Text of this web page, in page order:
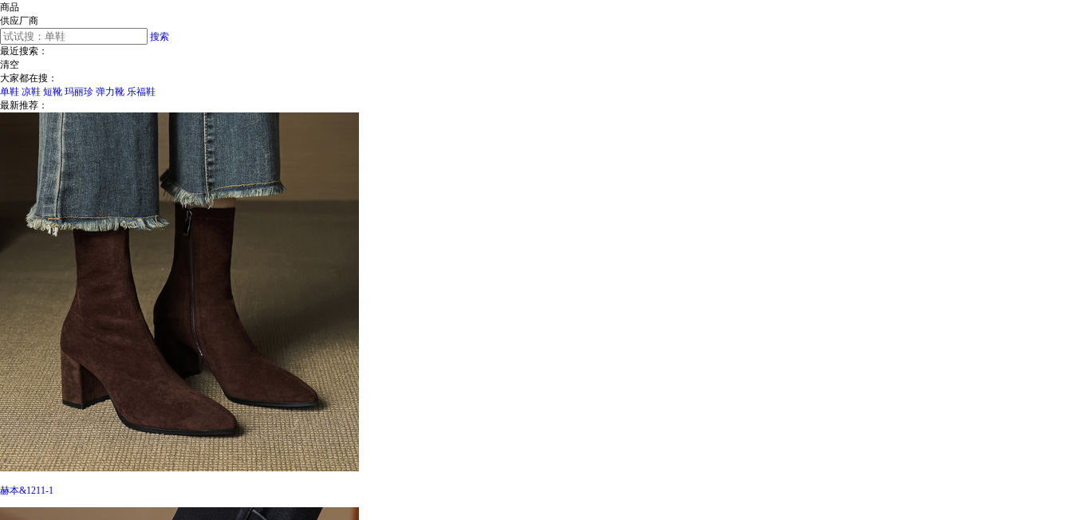
商品
供应厂商
搜索
最近搜索：
清空
大家都在搜：
单鞋 凉鞋 短靴 玛丽珍 弹力靴 乐福鞋
最新推荐：
赫本&1211-1